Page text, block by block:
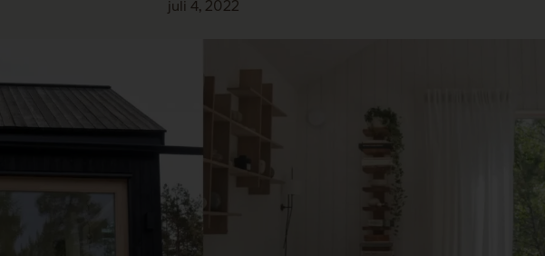
juli 4, 2022